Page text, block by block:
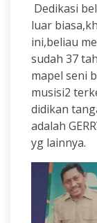
Dedikasi
luar
ini,beliau
sudah 37
mapel seni
musisi2
didikan
adalah
yg lainnya.